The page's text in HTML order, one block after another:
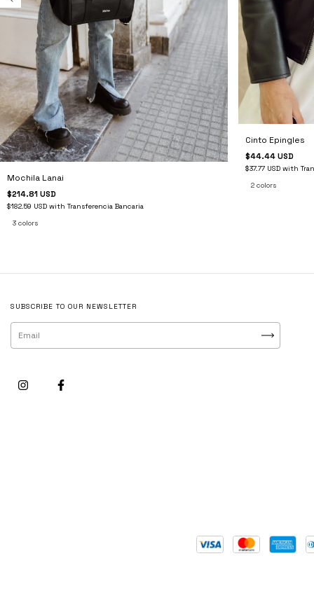
Mochila Lanai
$214.81 USD
$182.59 USD with Transferencia Bancaria
3 colors
Cinto Epingles
$44.44 USD
$37.77 USD with
2 colors
SUBSCRIBE TO OUR NEWSLETTER